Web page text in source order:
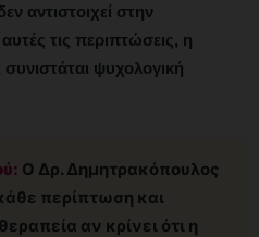
αντιστοιχεί στην
τις περιπτώσεις, η
συνιστάται ψυχολογική
Ο Δρ. Δημητρακόπουλος
περίπτωση και
αν κρίνει ότι η